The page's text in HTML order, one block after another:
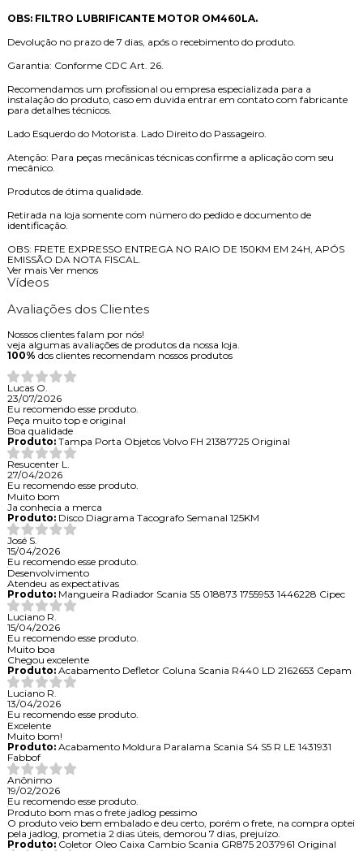
OBS: FILTRO LUBRIFICANTE MOTOR OM460LA.
Devolução no prazo de 7 dias, após o recebimento do produto.
Garantia: Conforme CDC Art. 26.
Recomendamos um profissional ou empresa especializada para a
instalação do produto, caso em duvida entrar em contato com fabricante
para detalhes técnicos.
Lado Esquerdo do Motorista. Lado Direito do Passageiro.
Atenção: Para peças mecânicas técnicas confirme a aplicação com seu
mecânico.
Produtos de ótima qualidade.
Retirada na loja somente com número do pedido e documento de
identificação.
OBS: FRETE EXPRESSO ENTREGA NO RAIO DE 150KM EM 24H, APÓS
EMISSÃO DA NOTA FISCAL.
Ver mais Ver menos
Vídeos
Avaliações dos Clientes
Nossos clientes falam por nós!
veja algumas avaliações de produtos da nossa loja.
100% dos clientes recomendam nossos produtos
Lucas O.
23/07/2026
Eu recomendo esse produto.
Peça muito top e original
Boa qualidade
Produto:Tampa Porta Objetos Volvo FH 21387725 Original
Resucenter L.
27/04/2026
Eu recomendo esse produto.
Muito bom
Ja conhecia a merca
Produto:Disco Diagrama Tacografo Semanal 125KM
José S.
15/04/2026
Eu recomendo esse produto.
Desenvolvimento
Atendeu as expectativas
Produto:Mangueira Radiador Scania S5 018873 1755953 1446228 Cipec
Luciano R.
15/04/2026
Eu recomendo esse produto.
Muito boa
Chegou excelente
Produto:Acabamento Defletor Coluna Scania R440 LD 2162653 Cepam
Luciano R.
13/04/2026
Eu recomendo esse produto.
Excelente
Muito bom!
Produto:Acabamento Moldura Paralama Scania S4 S5 R LE 1431931
Fabbof
Anônimo
19/02/2026
Eu recomendo esse produto.
Produto bom mas o frete jadlog pessimo
O produto veio bem embalado e deu certo, porém o frete, na compra optei
pela jadlog, prometia 2 dias úteis, demorou 7 dias, prejuízo.
Produto:Coletor Oleo Caixa Cambio Scania GR875 2037961 Original